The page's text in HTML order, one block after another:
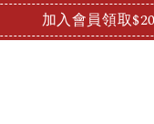
加入會員領取